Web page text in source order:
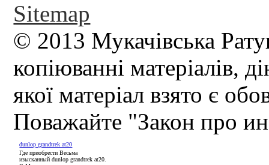
Sitemap
© 2013 Мукачівська
копіюванні матеріалів,
якої матеріал взято є
Поважайте "Закон про
dunlop grandtrek at20
Где приобрести Весьма
изысканный dunlop grandtrek at20.